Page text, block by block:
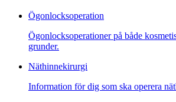
Ögonlocksoperation
Ögonlocksoperationer på både
grunder.
Näthinnekirurgi
Information för dig som ska operera